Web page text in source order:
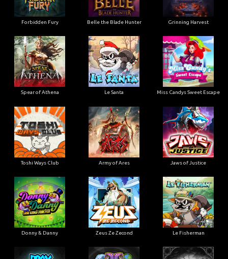
Forbidden Fury Belle the Blade Hunter Grinning Harvest
Spear of Athena Le Santa Miss Candys Sweet Escape
Toshi Ways Club Army of Ares Jaws of Justice
Donny & Danny Zeus Ze Zecond Le Fisherman